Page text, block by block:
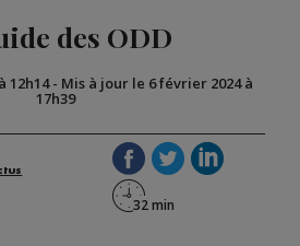
des ODD
12h14- Mis à jour le 6 février 2024 à
17h39